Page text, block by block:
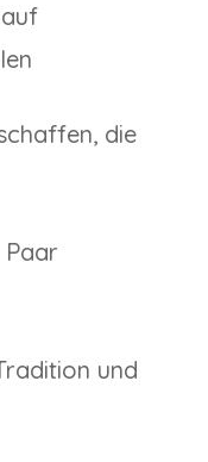
die
Paar
und